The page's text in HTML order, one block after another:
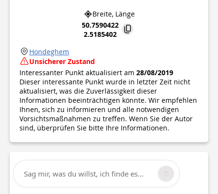
Breite, Länge
50.7590422
2.5185402
Hondeghem
Unsicherer Zustand
Interessanter Punkt aktualisiert am 28/08/2019
Dieser interessante Punkt wurde in letzter Zeit nicht
aktualisiert, was die Zuverlässigkeit dieser
Informationen beeinträchtigen könnte. Wir empfehlen
Ihnen, sich zu informieren und alle notwendigen
Vorsichtsmaßnahmen zu treffen. Wenn Sie der Autor
sind, überprüfen Sie bitte Ihre Informationen.
Sag mir, was du willst, ich finde es...